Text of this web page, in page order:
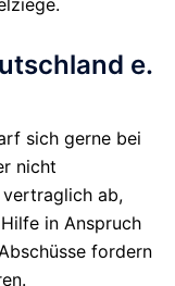
e.
sich gerne bei
nicht
vertraglich ab,
in Anspruch
fordern